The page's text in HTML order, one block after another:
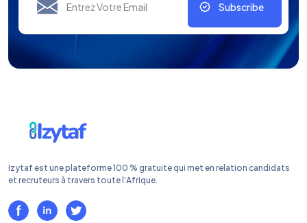
Subscribe
Izytaf est une plateforme 100 % gratuite qui met en relation candidats
et recruteurs à travers toute l’Afrique.